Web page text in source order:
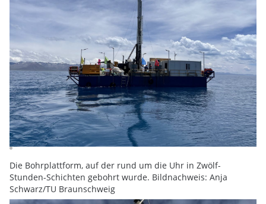
Die Bohrplattform, auf der rund um die Uhr in Zwölf-
Stunden-Schichten gebohrt wurde. Bildnachweis: Anja
Schwarz/TU Braunschweig